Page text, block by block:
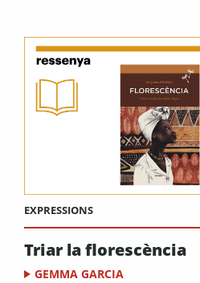
EXPRESSIONS
Triar la florescència
GEMMA GARCIA